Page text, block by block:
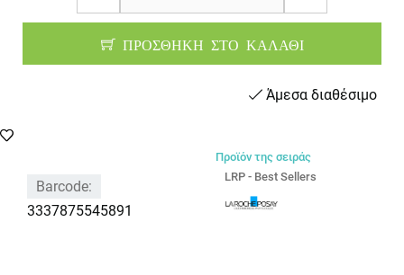
ΠΡΟΣΘΗΚΗ ΣΤΟ ΚΑΛΑΘΙ
Άμεσα διαθέσιμο
Barcode:
3337875545891
Προϊόν της σειράς
LRP - Best Sellers